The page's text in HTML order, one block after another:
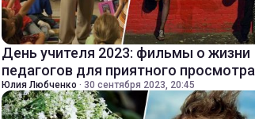
День учителя 2023: фильмы о жизни
педагогов для приятного просмотра
Юлия Любченко · 30 сентября 2023, 20:45